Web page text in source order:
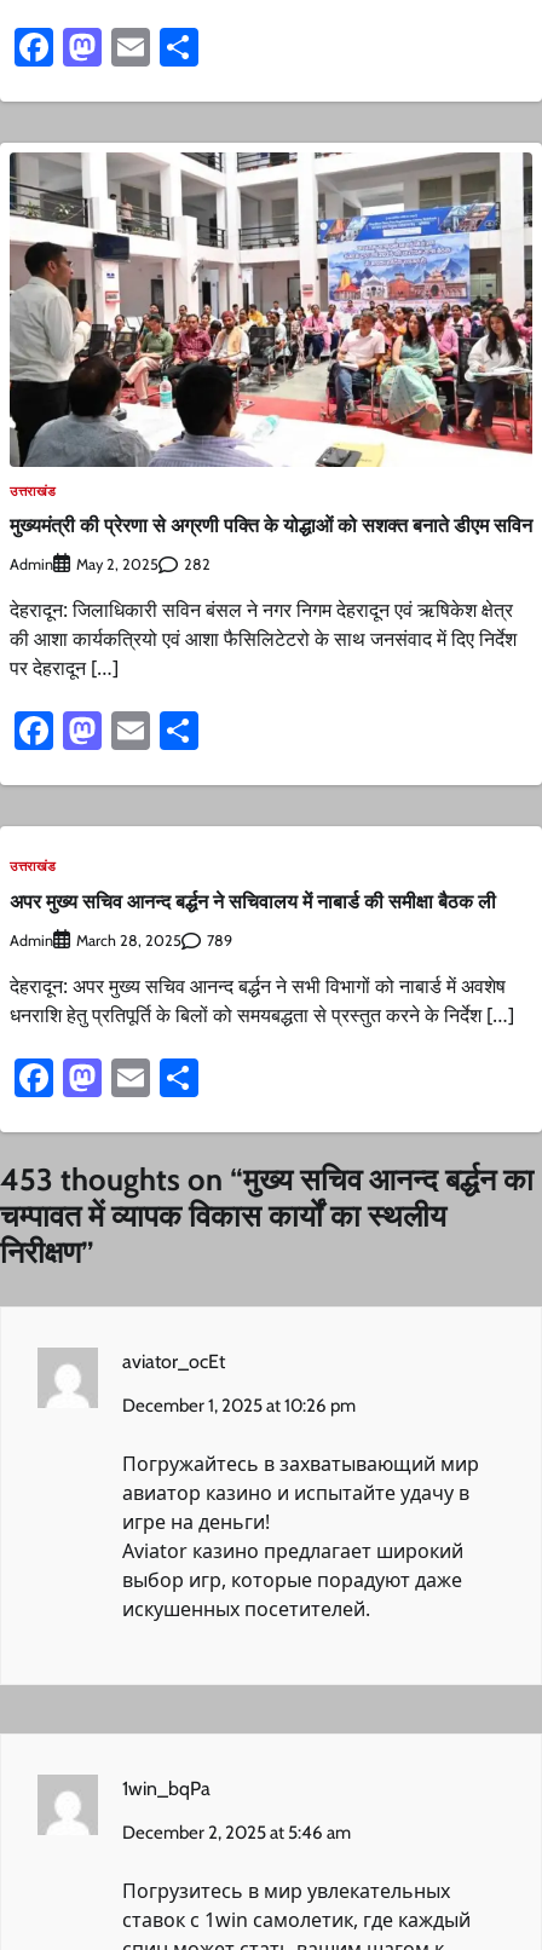
Facebook
Mastodon
Email
उत्तराखंड
मुख्यमंत्री की प्रेरणा से अग्रणी पक्ति के योद्धाओं को सशक्त बनाते डीएम सविन
Admin May 2, 2025 282
देहरादून: जिलाधिकारी सविन बंसल ने नगर निगम देहरादून एवं ऋषिकेश क्षेत्र
की आशा कार्यकत्रियो एवं आशा फैसिलिटेटरो के साथ जनसंवाद में दिए निर्देश
पर देहरादून […]
Facebook
Mastodon
Email
उत्तराखंड
अपर मुख्य सचिव आनन्द बर्द्धन ने सचिवालय में नाबार्ड की समीक्षा बैठक ली
Admin March 28, 2025 789
देहरादून: अपर मुख्य सचिव आनन्द बर्द्धन ने सभी विभागों को नाबार्ड में अवशेष
धनराशि हेतु प्रतिपूर्ति के बिलों को समयबद्धता से प्रस्तुत करने के निर्देश […]
Facebook
Mastodon
Email
453 thoughts on “मुख्य सचिव आनन्द बर्द्धन का
चम्पावत में व्यापक विकास कार्यों का स्थलीय
निरीक्षण”
aviator_ocEt
December 1, 2025 at 10:26 pm
Погружайтесь в захватывающий мир
авиатор казино и испытайте удачу в
игре на деньги!
Aviator казино предлагает широкий
выбор игр, которые порадуют даже
искушенных посетителей.
1win_bqPa
December 2, 2025 at 5:46 am
Погрузитесь в мир увлекательных
ставок с 1win самолетик, где каждый